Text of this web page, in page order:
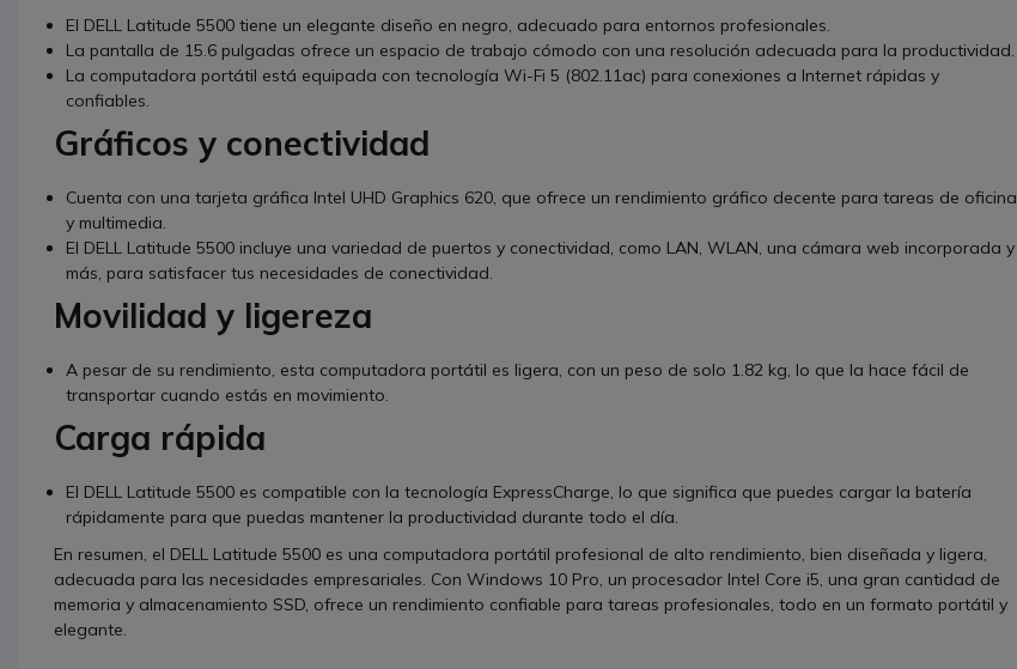
El DELL Latitude 5500 tiene un elegante diseño en negro, adecuado para entornos profesionales.
La pantalla de 15.6 pulgadas ofrece un espacio de trabajo cómodo con una resolución adecuada para la productividad.
La computadora portátil está equipada con tecnología Wi-Fi 5 (802.11ac) para conexiones a Internet rápidas y
confiables.
Gráficos y conectividad
Cuenta con una tarjeta gráfica Intel UHD Graphics 620, que ofrece un rendimiento gráfico decente para tareas de oficina
y multimedia.
El DELL Latitude 5500 incluye una variedad de puertos y conectividad, como LAN, WLAN, una cámara web incorporada y
más, para satisfacer tus necesidades de conectividad.
Movilidad y ligereza
A pesar de su rendimiento, esta computadora portátil es ligera, con un peso de solo 1.82 kg, lo que la hace fácil de
transportar cuando estás en movimiento.
Carga rápida
El DELL Latitude 5500 es compatible con la tecnología ExpressCharge, lo que significa que puedes cargar la batería
rápidamente para que puedas mantener la productividad durante todo el día.
En resumen, el DELL Latitude 5500 es una computadora portátil profesional de alto rendimiento, bien diseñada y ligera,
adecuada para las necesidades empresariales. Con Windows 10 Pro, un procesador Intel Core i5, una gran cantidad de
memoria y almacenamiento SSD, ofrece un rendimiento confiable para tareas profesionales, todo en un formato portátil y
elegante.